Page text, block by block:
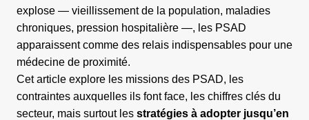
explose — vieillissement de la population, maladies
chroniques, pression hospitalière —, les PSAD
apparaissent comme des relais indispensables pour une
médecine de proximité.
Cet article explore les missions des PSAD, les
contraintes auxquelles ils font face, les chiffres clés du
secteur, mais surtout les stratégies à adopter jusqu’en